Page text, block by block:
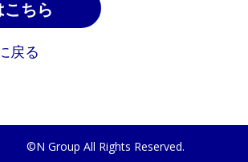
こちら
戻る
©N Group All Rights Reserved.